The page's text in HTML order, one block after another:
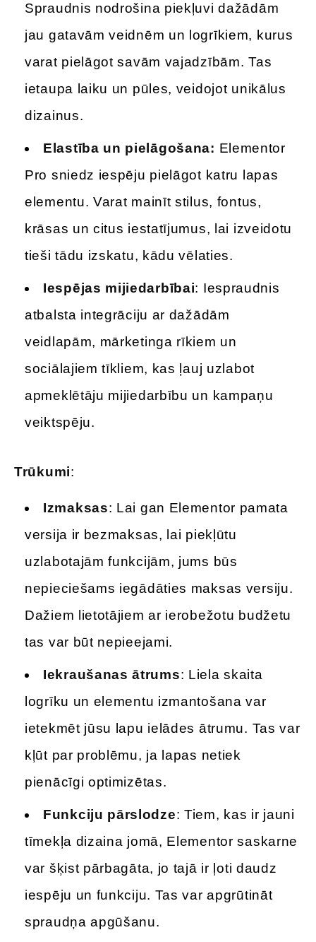
Spraudnis nodrošina piekļuvi dažādām
jau gatavām veidnēm un logrīkiem, kurus
varat pielāgot savām vajadzībām. Tas
ietaupa laiku un pūles, veidojot unikālus
dizainus.
Elastība un pielāgošana: Elementor
Pro sniedz iespēju pielāgot katru lapas
elementu. Varat mainīt stilus, fontus,
krāsas un citus iestatījumus, lai izveidotu
tieši tādu izskatu, kādu vēlaties.
Iespējas mijiedarbībai: Iespraudnis
atbalsta integrāciju ar dažādām
veidlapām, mārketinga rīkiem un
sociālajiem tīkliem, kas ļauj uzlabot
apmeklētāju mijiedarbību un kampaņu
veiktspēju.
Trūkumi:
Izmaksas: Lai gan Elementor pamata
versija ir bezmaksas, lai piekļūtu
uzlabotajām funkcijām, jums būs
nepieciešams iegādāties maksas versiju.
Dažiem lietotājiem ar ierobežotu budžetu
tas var būt nepieejami.
Iekraušanas ātrums: Liela skaita
logrīku un elementu izmantošana var
ietekmēt jūsu lapu ielādes ātrumu. Tas var
kļūt par problēmu, ja lapas netiek
pienācīgi optimizētas.
Funkciju pārslodze: Tiem, kas ir jauni
tīmekļa dizaina jomā, Elementor saskarne
var šķist pārbagāta, jo tajā ir ļoti daudz
iespēju un funkciju. Tas var apgrūtināt
spraudņa apgūšanu.